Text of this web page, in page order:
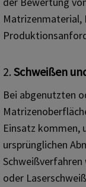
Matrizenmaterial,
2. Schweißen
Bei abgenutzten
Einsatz kommen,
ursprünglichen
oder